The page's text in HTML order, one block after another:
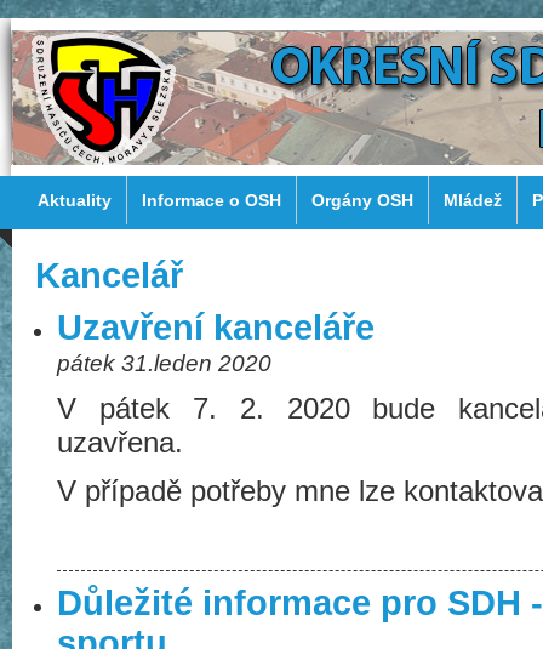
Aktuality Informace o OSH Orgány OSH Mládež
Kancelář
Uzavření kanceláře
pátek 31.leden 2020
V pátek 7. 2. 2020 bude
uzavřena.
V případě potřeby mne lze
Důležité informace pro SDH